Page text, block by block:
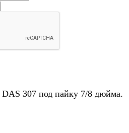
307 под пайку 7/8 дюйма.